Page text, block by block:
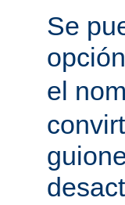
Se
opción
el